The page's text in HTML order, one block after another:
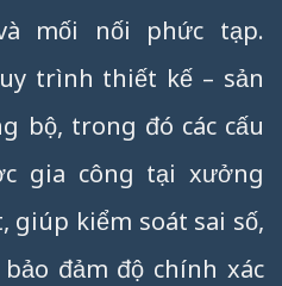
mối nối phức tạp.
trình thiết kế – sản
bộ, trong đó các cấu
gia công tại xưởng
giúp kiểm soát sai số,
đảm độ chính xác